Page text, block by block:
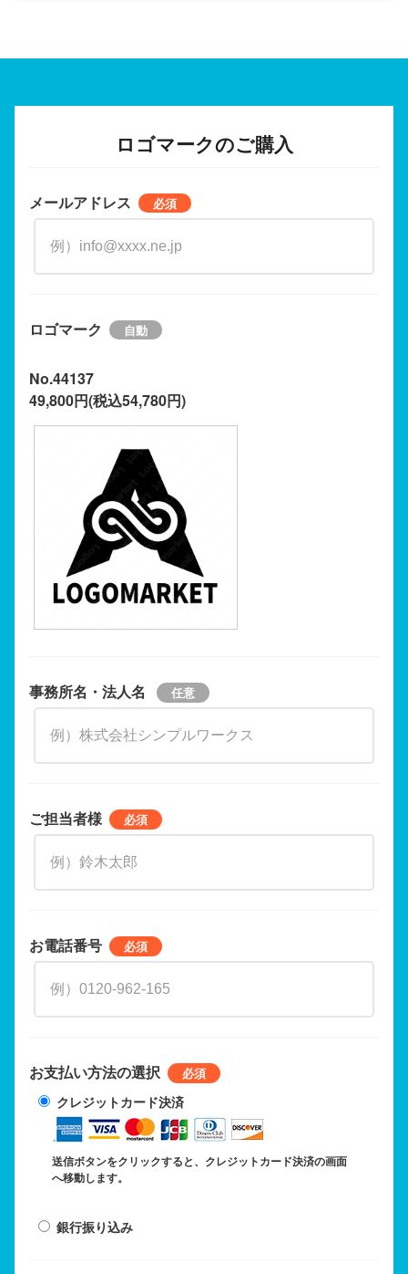
ロゴマークのご購入
メールアドレス
ロゴマーク
No.44137
49,800円(税込54,780円)
事務所名・法人名
ご担当者様
お電話番号
お支払い方法の選択
クレジットカード決済
送信ボタンをクリックすると、クレジットカード決済の画面
へ移動します。
銀行振り込み